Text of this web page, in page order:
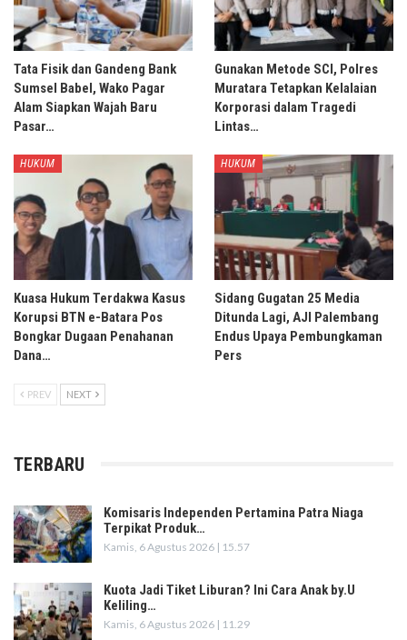
Tata Fisik dan Gandeng Bank
Sumsel Babel, Wako Pagar
Alam Siapkan Wajah Baru
Pasar…
Gunakan Metode SCI, Polres
Muratara Tetapkan Kelalaian
Korporasi dalam Tragedi
Lintas…
HUKUM
Kuasa Hukum Terdakwa Kasus
Korupsi BTN e-Batara Pos
Bongkar Dugaan Penahanan
Dana…
HUKUM
Sidang Gugatan 25 Media
Ditunda Lagi, AJI Palembang
Endus Upaya Pembungkaman
Pers
PREV NEXT
TERBARU
Komisaris Independen Pertamina Patra Niaga
Terpikat Produk…
Kamis, 6 Agustus 2026 | 15.57
Kuota Jadi Tiket Liburan? Ini Cara Anak by.U
Keliling…
Kamis, 6 Agustus 2026 | 11.29